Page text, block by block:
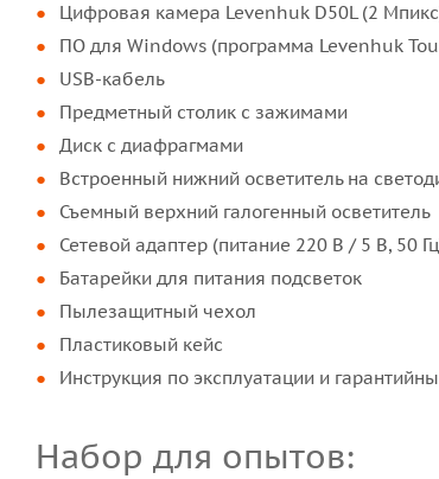
Цифровая камера Levenhuk D50L (2
ПО для Windows (программа Levenhuk
USB-кабель
Предметный столик с зажимами
Диск с диафрагмами
Встроенный нижний осветитель на
Съемный верхний галогенный осветитель
Сетевой адаптер (питание 220 В / 5 В, 50
Батарейки для питания подсветок
Пылезащитный чехол
Пластиковый кейс
Инструкция по эксплуатации и
Набор для опытов: